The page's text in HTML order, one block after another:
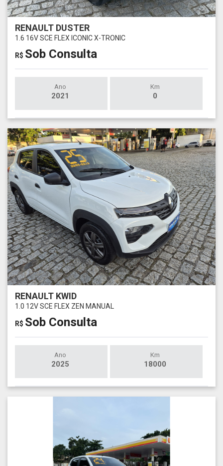
RENAULT DUSTER
1.6 16V SCE FLEX ICONIC X-TRONIC
R$ Sob Consulta
Ano
2021
Km
0
RENAULT KWID
1.0 12V SCE FLEX ZEN MANUAL
R$ Sob Consulta
Ano
2025
Km
18000